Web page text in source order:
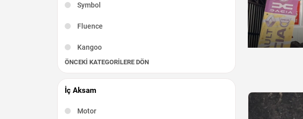
Symbol
Fluence
Kangoo
Scenic
R19
ÖNCEKI KATEGORILERE DÖN
İç Aksam
Motor